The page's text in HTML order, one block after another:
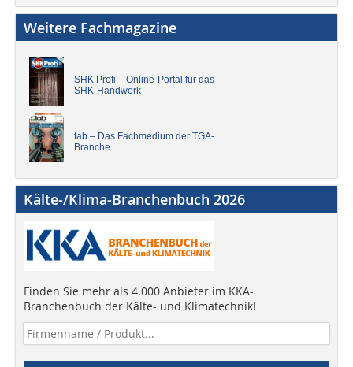
Weitere Fachmagazine
SHK Profi – Online-Portal für das
SHK-Handwerk
tab – Das Fachmedium der TGA-
Branche
Kälte-/Klima-Branchenbuch 2026
Finden Sie mehr als 4.000 Anbieter im KKA-
Branchenbuch der Kälte- und Klimatechnik!